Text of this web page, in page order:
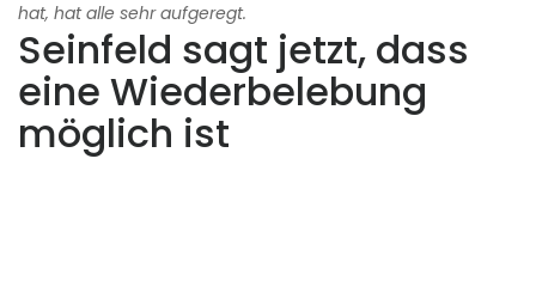
hat, hat alle sehr aufgeregt.
Seinfeld sagt jetzt, dass
eine Wiederbelebung
möglich ist